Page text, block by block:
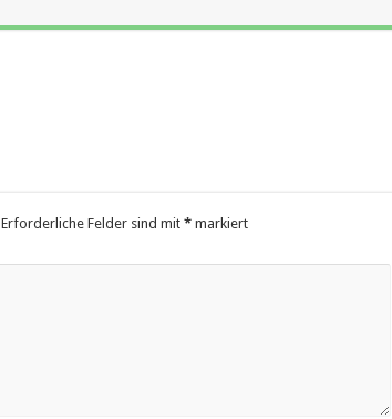
Erforderliche Felder sind mit *markiert